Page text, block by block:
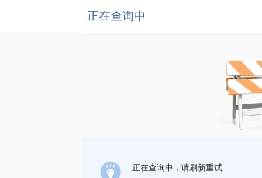
正在查询中
正在查询中，请刷新重试